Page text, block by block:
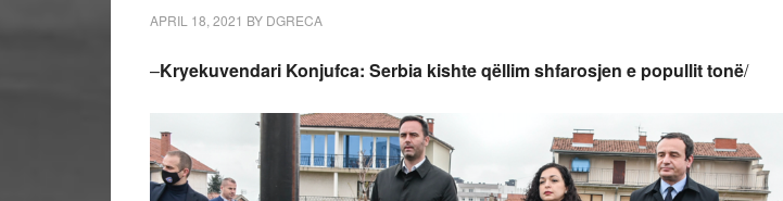
APRIL 18, 2021 BY DGRECA
–Kryekuvendari Konjufca: Serbia kishte qëllim shfarosjen e popullit tonë/